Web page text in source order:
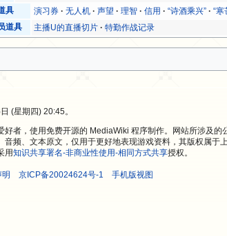
具 演习券 无人机 声望 理智 信用 “诗酒乘兴” “寒
道具
主播U的直播切片 特勤作战记录
(星期四) 20:45。
者，使用免费开源的 MediaWiki 程序制作。网站所涉及的
音频、文本原文，仅用于更好地表现游戏资料，其版权属于
用知识共享署名-非商业性使用-相同方式共享授权。
京ICP备20024624号-1 手机版视图